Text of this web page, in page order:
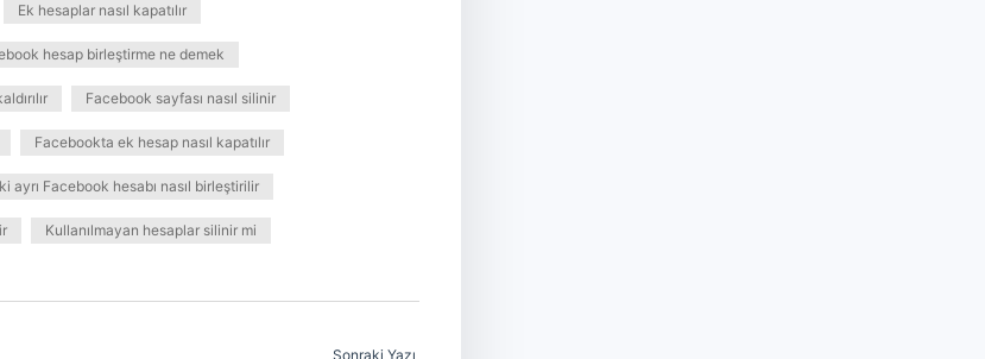
Ek hesaplar nasıl kapatılır
hesap birleştirme ne demek
Facebook sayfası nasıl silinir
Facebookta ek hesap nasıl kapatılır
ayrı Facebook hesabı nasıl birleştirilir
Kullanılmayan hesaplar silinir mi
Sonraki Yazı